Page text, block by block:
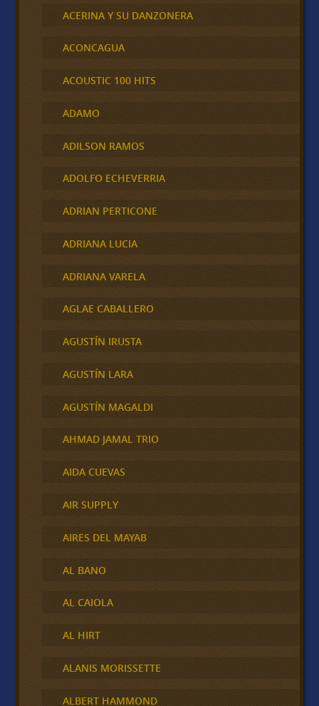
ACERINA Y SU DANZONERA
ACONCAGUA
ACOUSTIC 100 HITS
ADAMO
ADILSON RAMOS
ADOLFO ECHEVERRIA
ADRIAN PERTICONE
ADRIANA LUCIA
ADRIANA VARELA
AGLAE CABALLERO
AGUSTÍN IRUSTA
AGUSTÍN LARA
AGUSTÍN MAGALDI
AHMAD JAMAL TRIO
AIDA CUEVAS
AIR SUPPLY
AIRES DEL MAYAB
AL BANO
AL CAIOLA
AL HIRT
ALANIS MORISSETTE
ALBERT HAMMOND